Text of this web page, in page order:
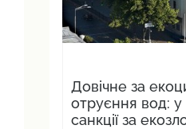
Довічне за
отруєння вод: у
санкції за